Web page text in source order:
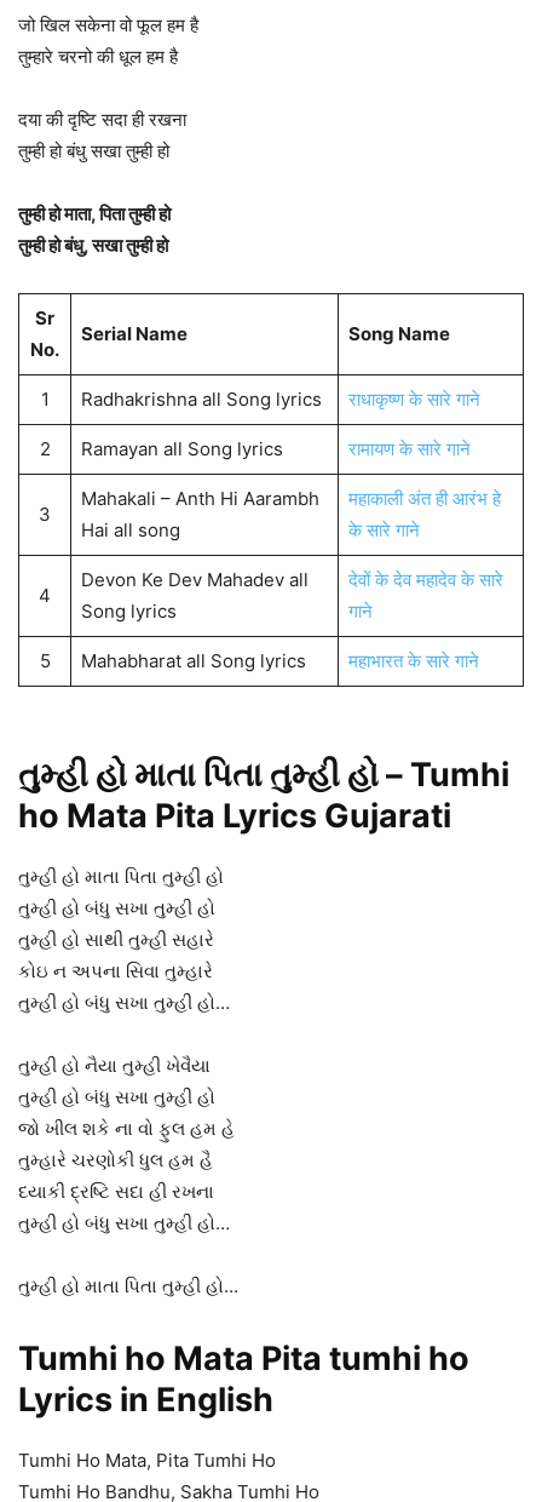
जो खिल सकेना वो फूल हम है
तुम्हारे चरनो की धूल हम है
दया की दृष्टि सदा ही रखना
तुम्ही हो बंधु सखा तुम्ही हो
तुम्ही हो माता, पिता तुम्ही हो
तुम्ही हो बंधु, सखा तुम्ही हो
Sr
No.
Serial Name Song Name
1 Radhakrishna all Song lyrics राधाकृष्ण के सारे गाने
2 Ramayan all Song lyrics रामायण के सारे गाने
3
Mahakali – Anth Hi Aarambh
Hai all song
महाकाली अंत ही आरंभ हे
के सारे गाने
4
Devon Ke Dev Mahadev all
Song lyrics
देवों के देव महादेव के सारे
गाने
5 Mahabharat all Song lyrics महाभारत के सारे गाने
તુમ્હી હો માતા પિતા તુમ્હી હો– Tumhi
ho Mata Pita Lyrics Gujarati
તુમ્હી હો માતા પિતા તુમ્હી હો
તુમ્હી હો બંધુ સખા તુમ્હી હો
તુમ્હી હો સાથી તુમ્હી સહારે
કોઇ ન અપના સિવા તુમ્હારે
તુમ્હી હો બંધુ સખા તુમ્હી હો…
તુમ્હી હો નૈયા તુમ્હી ખેવૈયા
તુમ્હી હો બંધુ સખા તુમ્હી હો
જો ખીલ શકે ના વો ફુલ હમ હે
તુમ્હારે ચરણોકી ધુલ હમ હૈ
દયાકી દ્રષ્ટિ સદા હી રખના
તુમ્હી હો બંધુ સખા તુમ્હી હો…
તુમ્હી હો માતા પિતા તુમ્હી હો…
Tumhi ho Mata Pita tumhi ho
Lyrics in English
Tumhi Ho Mata, Pita Tumhi Ho
Tumhi Ho Bandhu, Sakha Tumhi Ho